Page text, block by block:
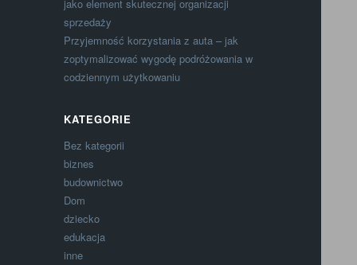
jako element skutecznej organizacji
sprzedaży
Przyjemność korzystania z auta – jak
zoptymalizować wygodę podróżowania w
codziennym użytkowaniu
KATEGORIE
Bez kategorii
biznes
budownictwo
Dom
dziecko
edukacja
inne